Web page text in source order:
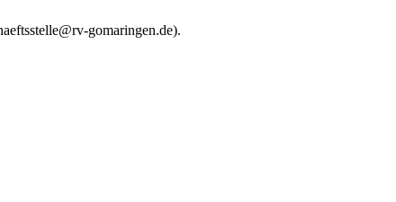
gomaringen.de).